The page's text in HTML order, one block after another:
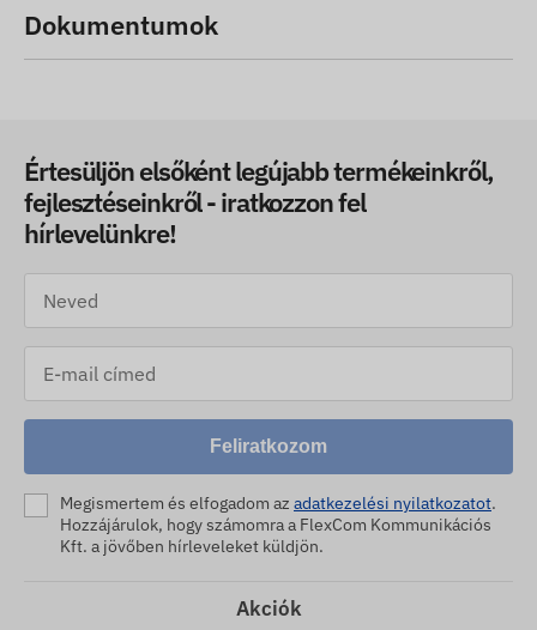
Dokumentumok
Értesüljön elsőként legújabb termékeinkről,
fejlesztéseinkről - iratkozzon fel
hírlevelünkre!
Feliratkozom
Megismertem és elfogadom az adatkezelési nyilatkozatot.
Hozzájárulok, hogy számomra a FlexCom Kommunikációs
Kft. a jövőben hírleveleket küldjön.
Akciók